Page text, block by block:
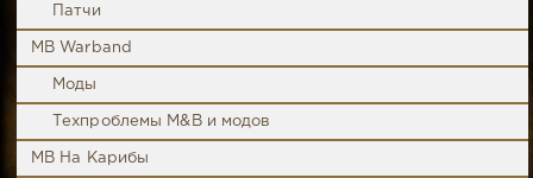
Патчи
MB Warband
Моды
Техпроблемы M&B и модов
MB На Карибы